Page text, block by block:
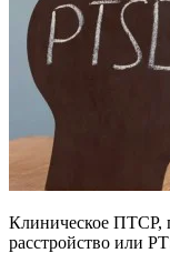
Клиническое ПТСР,
расстройство или